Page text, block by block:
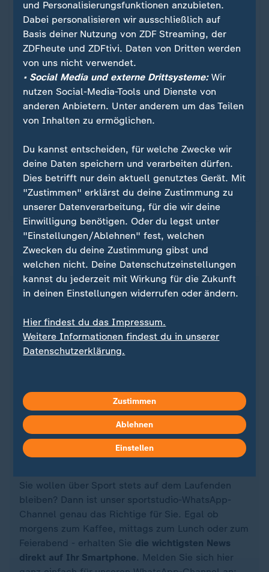
Mission.
So nah an den deutschen Biathlon-Stars wie nie:
Ein Jahr voller Druck, Tränen und Emotionen – mit
intimen Einblicken ins Herz des Teams.
ZDFsportstudio auf WhatsApp
Quelle: Reuters
Sie wollen über Sport stets auf dem Laufenden
bleiben? Dann ist unser sportstudio-WhatsApp-
Channel genau das Richtige für Sie. Egal ob
morgens zum Kaffee, mittags zum Lunch oder zum
Feierabend - erhalten Sie die wichtigsten News
direkt auf Ihr Smartphone. Melden Sie sich hier
und Personalisierungsfunktionen anzubieten.
Dabei personalisieren wir ausschließlich auf
Basis deiner Nutzung von ZDF Streaming, der
ZDFheute und ZDFtivi. Daten von Dritten werden
von uns nicht verwendet.
• Social Media und externe Drittsysteme:Wir
nutzen Social-Media-Tools und Dienste von
anderen Anbietern. Unter anderem um das Teilen
von Inhalten zu ermöglichen.
Du kannst entscheiden, für welche Zwecke wir
deine Daten speichern und verarbeiten dürfen.
Dies betrifft nur dein aktuell genutztes Gerät. Mit
"Zustimmen" erklärst du deine Zustimmung zu
unserer Datenverarbeitung, für die wir deine
Einwilligung benötigen. Oder du legst unter
"Einstellungen/Ablehnen" fest, welchen
Zwecken du deine Zustimmung gibst und
welchen nicht. Deine Datenschutzeinstellungen
kannst du jederzeit mit Wirkung für die Zukunft
in deinen Einstellungen widerrufen oder ändern.
Hier findest du das Impressum.
Weitere Informationen findest du in unserer
Datenschutzerklärung.
Zustimmen
Ablehnen
Einstellen